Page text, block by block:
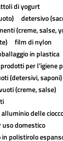
di yogurt
detersivo
(creme, salse,
film di nylon
in plastica
per l’igiene
(detersivi, saponi)
(creme, salse)
delle
domestico
polistirolo